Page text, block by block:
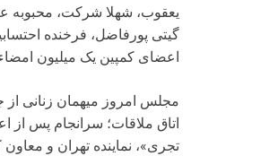
یعقوب، شهلا شرکت، محبوبه
گیتی پورفاضل، فرخنده
اعضای کمپین یک میلیون
مجلس امروز میهمان زنانی
اتاق ملاقات؛ سرانجام پس